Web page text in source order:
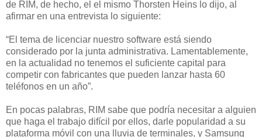
de RIM, de hecho, el el mismo Thorsten Heins lo dijo, al
afirmar en una entrevista lo siguiente:
“El tema de licenciar nuestro software está siendo
considerado por la junta administrativa. Lamentablemente,
en la actualidad no tenemos el suficiente capital para
competir con fabricantes que pueden lanzar hasta 60
teléfonos en un año”.
En pocas palabras, RIM sabe que podría necesitar a alguien
que haga el trabajo difícil por ellos, darle popularidad a su
plataforma móvil con una lluvia de terminales, y Samsung